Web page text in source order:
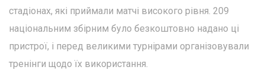
стадіонах, які приймали матчі високого рівня. 209
національним збірним було безкоштовно надано ці
пристрої, і перед великими турнірами організовували
тренінги щодо їх використання.